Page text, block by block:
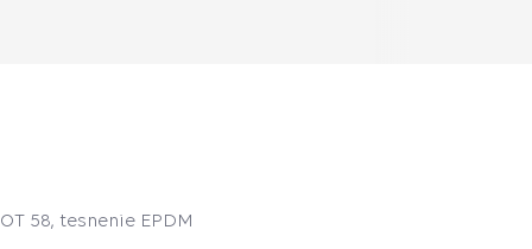
58, tesnenie EPDM